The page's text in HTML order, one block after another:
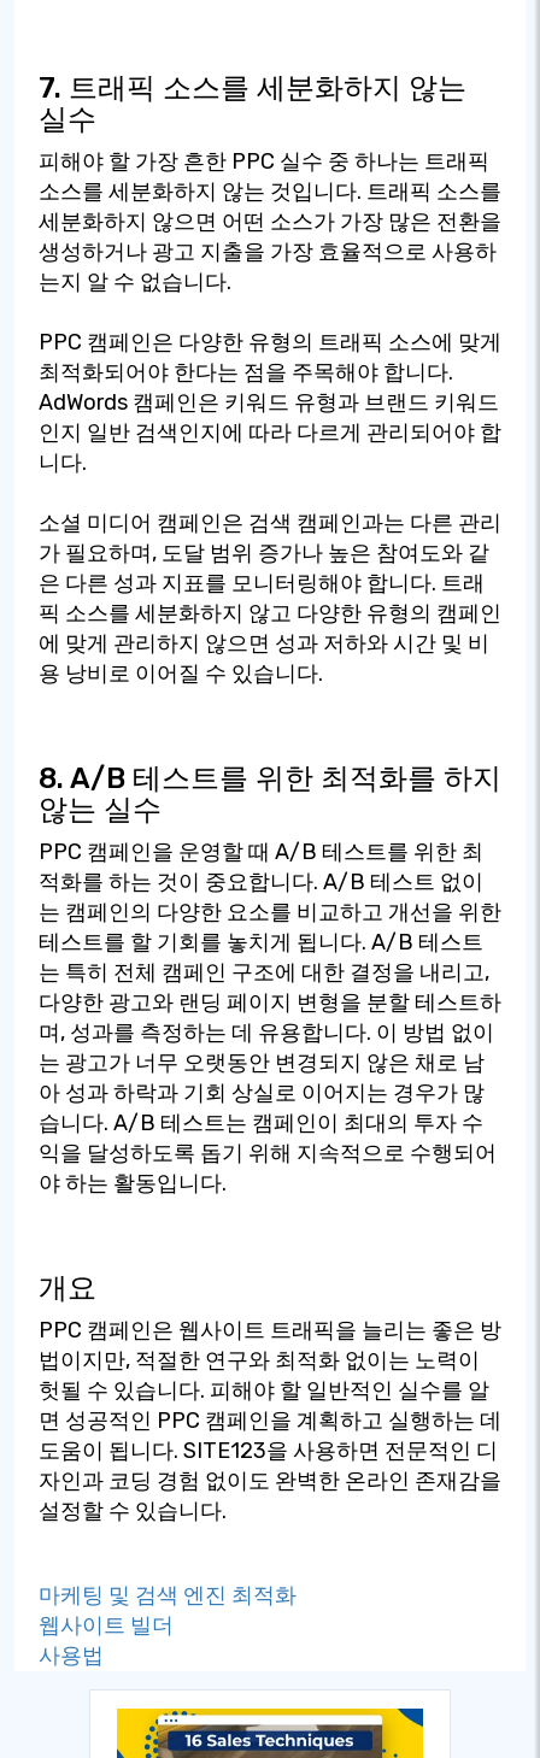
7. 트래픽 소스를 세분화하지 않는
실수
피해야 할 가장 흔한 PPC 실수 중 하나는 트래픽
소스를 세분화하지 않는 것입니다. 트래픽 소스를
세분화하지 않으면 어떤 소스가 가장 많은 전환을
생성하거나 광고 지출을 가장 효율적으로 사용하
는지 알 수 없습니다.
PPC 캠페인은 다양한 유형의 트래픽 소스에 맞게
최적화되어야 한다는 점을 주목해야 합니다.
AdWords 캠페인은 키워드 유형과 브랜드 키워드
인지 일반 검색인지에 따라 다르게 관리되어야 합
니다.
소셜 미디어 캠페인은 검색 캠페인과는 다른 관리
가 필요하며, 도달 범위 증가나 높은 참여도와 같
은 다른 성과 지표를 모니터링해야 합니다. 트래
픽 소스를 세분화하지 않고 다양한 유형의 캠페인
에 맞게 관리하지 않으면 성과 저하와 시간 및 비
용 낭비로 이어질 수 있습니다.
8. A/B 테스트를 위한 최적화를 하지
않는 실수
PPC 캠페인을 운영할 때 A/B 테스트를 위한 최
적화를 하는 것이 중요합니다. A/B 테스트 없이
는 캠페인의 다양한 요소를 비교하고 개선을 위한
테스트를 할 기회를 놓치게 됩니다. A/B 테스트
는 특히 전체 캠페인 구조에 대한 결정을 내리고,
다양한 광고와 랜딩 페이지 변형을 분할 테스트하
며, 성과를 측정하는 데 유용합니다. 이 방법 없이
는 광고가 너무 오랫동안 변경되지 않은 채로 남
아 성과 하락과 기회 상실로 이어지는 경우가 많
습니다. A/B 테스트는 캠페인이 최대의 투자 수
익을 달성하도록 돕기 위해 지속적으로 수행되어
야 하는 활동입니다.
개요
PPC 캠페인은 웹사이트 트래픽을 늘리는 좋은 방
법이지만, 적절한 연구와 최적화 없이는 노력이
헛될 수 있습니다. 피해야 할 일반적인 실수를 알
면 성공적인 PPC 캠페인을 계획하고 실행하는 데
도움이 됩니다. SITE123을 사용하면 전문적인 디
자인과 코딩 경험 없이도 완벽한 온라인 존재감을
설정할 수 있습니다.
마케팅 및 검색 엔진 최적화
웹사이트 빌더
사용법